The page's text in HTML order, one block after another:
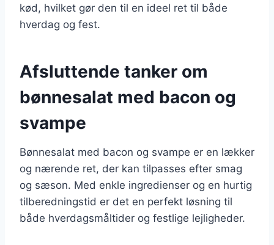
kød, hvilket gør den til en ideel ret til både
hverdag og fest.
Afsluttende tanker om
bønnesalat med bacon og
svampe
Bønnesalat med bacon og svampe er en lækker
og nærende ret, der kan tilpasses efter smag
og sæson. Med enkle ingredienser og en hurtig
tilberedningstid er det en perfekt løsning til
både hverdagsmåltider og festlige lejligheder.